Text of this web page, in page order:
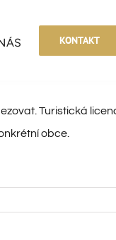
KONTAKT
Turistická
obce.